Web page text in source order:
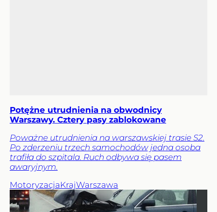
Potężne utrudnienia na obwodnicy
Warszawy. Cztery pasy zablokowane
Poważne utrudnienia na warszawskiej trasie S2.
Po zderzeniu trzech samochodów jedna osoba
trafiła do szpitala. Ruch odbywa się pasem
awaryjnym.
MotoryzacjaKrajWarszawa